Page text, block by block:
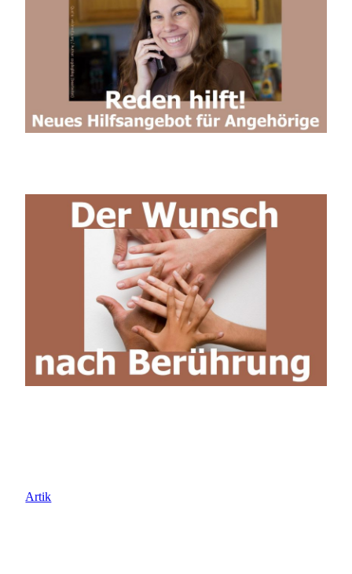
Artik